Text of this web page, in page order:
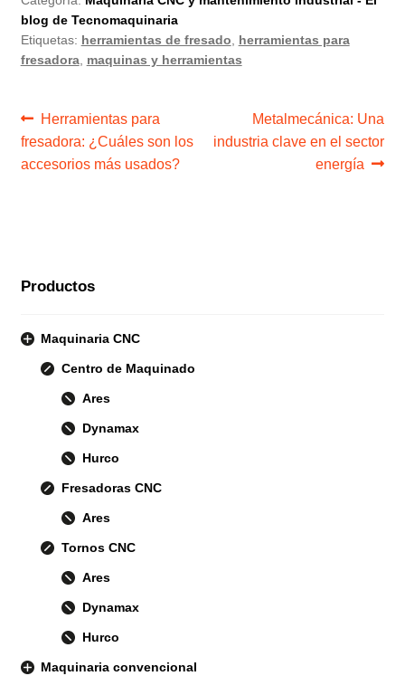
blog de Tecnomaquinaria
Etiquetas: herramientas de fresado
herramientas para
fresadora, maquinas y herramientas
Navegación
de
Anterior:
Herramientas para
fresadora: ¿Cuáles son los
accesorios más usados?
Siguiente:
Metalmecánica: Una
industria clave en el sector
energía
Productos
Maquinaria CNC
Centro de Maquinado
Ares
Dynamax
Hurco
Fresadoras CNC
Ares
Tornos CNC
Ares
Dynamax
Hurco
Maquinaria convencional